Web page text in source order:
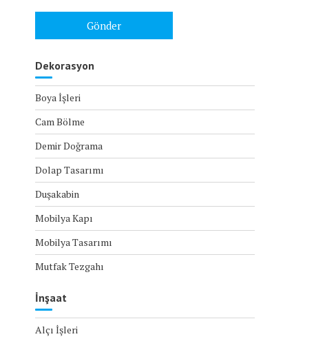
Dekorasyon
Boya İşleri
Cam Bölme
Demir Doğrama
Dolap Tasarımı
Duşakabin
Mobilya Kapı
Mobilya Tasarımı
Mutfak Tezgahı
İnşaat
Alçı İşleri